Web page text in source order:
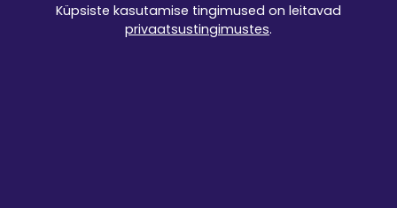
Lubatud rendiperiood: vähemalt 1 ööpäev
Küpsiste kasutamise tingimused on leitavad
privaatsustingimustes.